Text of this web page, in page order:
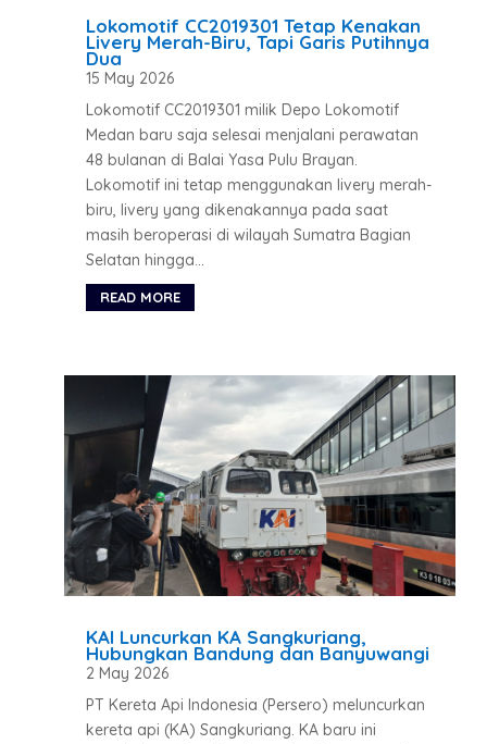
Lokomotif CC2019301 Tetap Kenakan
Livery Merah-Biru, Tapi Garis Putihnya
Dua
15 May 2026
Lokomotif CC2019301 milik Depo Lokomotif
Medan baru saja selesai menjalani perawatan
48 bulanan di Balai Yasa Pulu Brayan.
Lokomotif ini tetap menggunakan livery merah-
biru, livery yang dikenakannya pada saat
masih beroperasi di wilayah Sumatra Bagian
Selatan hingga...
READ MORE
KAI Luncurkan KA Sangkuriang,
Hubungkan Bandung dan Banyuwangi
2 May 2026
PT Kereta Api Indonesia (Persero) meluncurkan
kereta api (KA) Sangkuriang. KA baru ini